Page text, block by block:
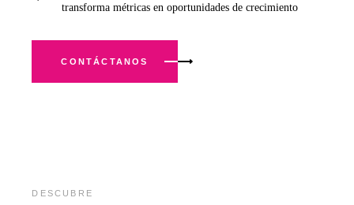
transforma métricas en oportunidades de crecimiento
CONTÁCTANOS
DESCUBRE